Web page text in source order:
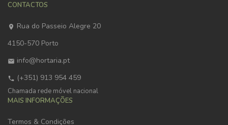
CONTACTOS
Rua do Passeio Alegre 20
4150-570 Porto
info@hortaria.pt
(+351) 913 954 459
Chamada rede móvel nacional
MAIS INFORMAÇÕES
Termos & Condições